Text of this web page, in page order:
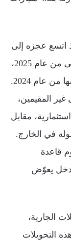
اتسع عجزه إلى
241 مليون دولار في الأشهر التسعة الأولى من عام 2025،
مقارنةً بـ171 مليون دولار في الفترة نفسها من عام 2024.
المقيمين،
مقابل
في الخارج.
قاعدة
دخل يعوّض
الجارية،
التحويلات